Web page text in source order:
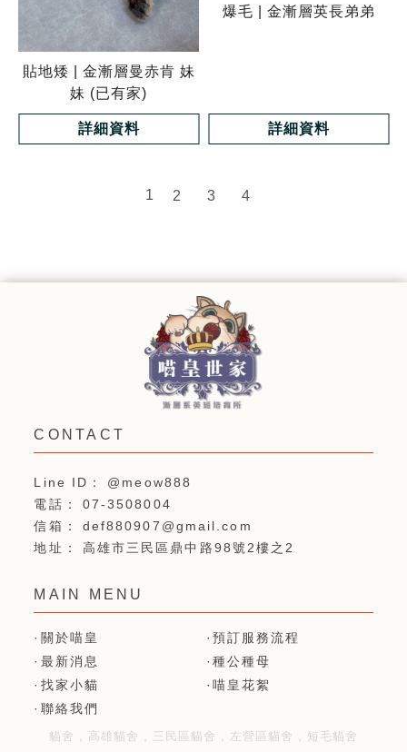
貼地矮 | 金漸層曼赤肯 妹
妹 (已有家)
詳細資料
爆毛 | 金漸層英長弟弟
詳細資料
1 2 3 4
@meow888
07-3508004
def880907@gmail.com
高雄市三民區鼎中路98號2樓之2
關於喵皇
預訂服務流程
最新消息
種公種母
找家小貓
喵皇花絮
聯絡我們
貓舍 高雄貓舍 三民區貓舍 左營區貓舍 短毛貓舍